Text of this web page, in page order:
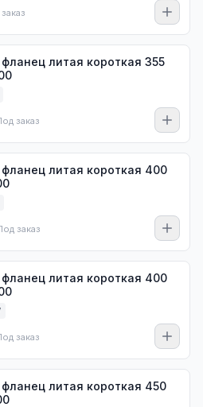
литая короткая 355
заказ
литая короткая 400
заказ
литая короткая 400
заказ
литая короткая 450